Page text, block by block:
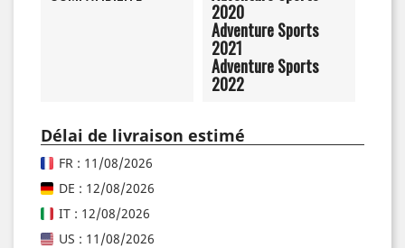
2020
Adventure Sports
2021
Adventure Sports
2022
Délai de livraison estimé
FR : 11/08/2026
DE : 12/08/2026
IT : 12/08/2026
US : 11/08/2026